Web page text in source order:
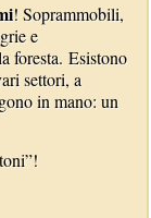
! Soprammobili,
e
foresta. Esistono
settori, a
in mano: un